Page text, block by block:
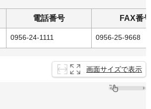
電話番号 FAX番号
0956-24-1111 0956-25-9668
画面サイズで表示